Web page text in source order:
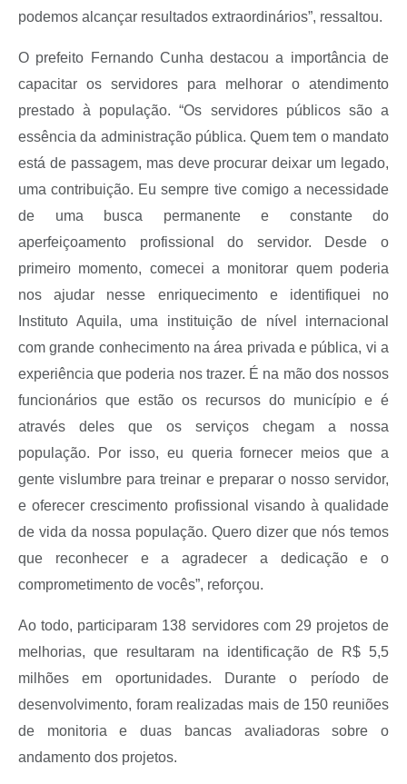
podemos alcançar resultados extraordinários”, ressaltou.
O prefeito Fernando Cunha destacou a importância de
capacitar os servidores para melhorar o atendimento
prestado à população. “Os servidores públicos são a
essência da administração pública. Quem tem o mandato
está de passagem, mas deve procurar deixar um legado,
uma contribuição. Eu sempre tive comigo a necessidade
de uma busca permanente e constante do
aperfeiçoamento profissional do servidor. Desde o
primeiro momento, comecei a monitorar quem poderia
nos ajudar nesse enriquecimento e identifiquei no
Instituto Aquila, uma instituição de nível internacional
com grande conhecimento na área privada e pública, vi a
experiência que poderia nos trazer. É na mão dos nossos
funcionários que estão os recursos do município e é
através deles que os serviços chegam a nossa
população. Por isso, eu queria fornecer meios que a
gente vislumbre para treinar e preparar o nosso servidor,
e oferecer crescimento profissional visando à qualidade
de vida da nossa população. Quero dizer que nós temos
que reconhecer e a agradecer a dedicação e o
comprometimento de vocês”, reforçou.
Ao todo, participaram 138 servidores com 29 projetos de
melhorias, que resultaram na identificação de R$ 5,5
milhões em oportunidades. Durante o período de
desenvolvimento, foram realizadas mais de 150 reuniões
de monitoria e duas bancas avaliadoras sobre o
andamento dos projetos.